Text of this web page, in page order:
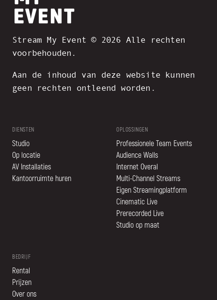
Stream My Event © 2026 Alle rechten
voorbehouden.
Aan de inhoud van deze website kunnen
geen rechten ontleend worden.
DIENSTEN
Studio
Op locatie
AV Installaties
Kantoorruimte huren
OPLOSSINGEN
Professionele Team Events
Audience Walls
Internet Overal
Multi-Channel Streams
Eigen Streamingplatform
Cinematic Live
Prerecorded Live
Studio op maat
BEDRIJF
Rental
Prijzen
Over ons